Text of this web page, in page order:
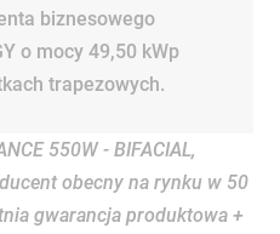
biznesowego
o mocy 49,50 kWp
trapezowych.
550W - BIFACIAL,
obecny na rynku w 50
gwarancja produktowa +